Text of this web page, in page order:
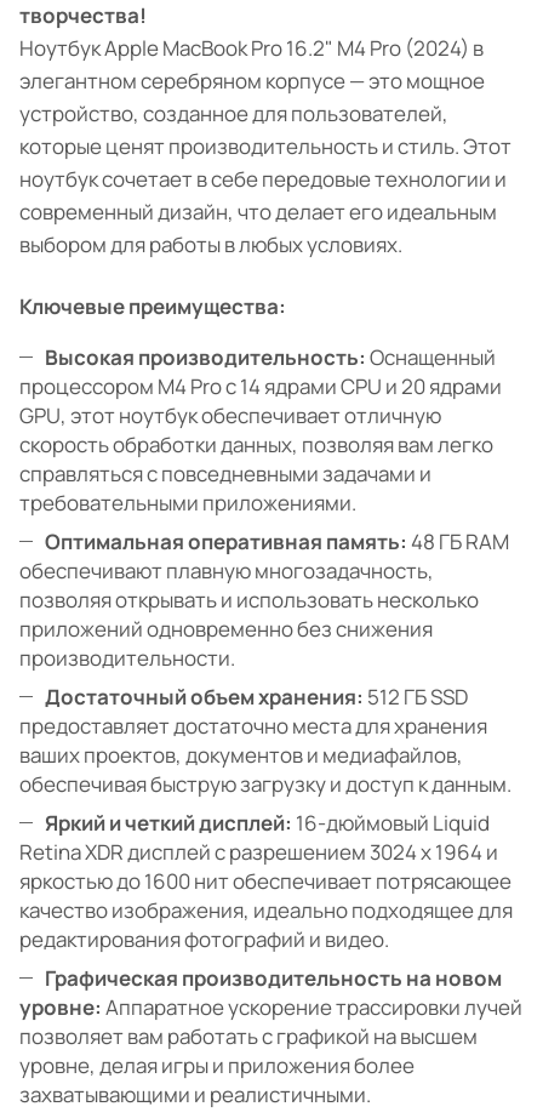
творчества!
Ноутбук Apple MacBook Pro 16.2" M4 Pro (2024) в
элегантном серебряном корпусе — это мощное
устройство, созданное для пользователей,
которые ценят производительность и стиль. Этот
ноутбук сочетает в себе передовые технологии и
современный дизайн, что делает его идеальным
выбором для работы в любых условиях.
Ключевые преимущества:
Высокая производительность: Оснащенный
процессором M4 Pro с 14 ядрами CPU и 20 ядрами
GPU, этот ноутбук обеспечивает отличную
скорость обработки данных, позволяя вам легко
справляться с повседневными задачами и
требовательными приложениями.
Оптимальная оперативная память: 48 ГБ RAM
обеспечивают плавную многозадачность,
позволяя открывать и использовать несколько
приложений одновременно без снижения
производительности.
Достаточный объем хранения: 512 ГБ SSD
предоставляет достаточно места для хранения
ваших проектов, документов и медиафайлов,
обеспечивая быструю загрузку и доступ к данным.
Яркий и четкий дисплей: 16-дюймовый Liquid
Retina XDR дисплей с разрешением 3024 x 1964 и
яркостью до 1600 нит обеспечивает потрясающее
качество изображения, идеально подходящее для
редактирования фотографий и видео.
Графическая производительность на новом
уровне: Аппаратное ускорение трассировки лучей
позволяет вам работать с графикой на высшем
уровне, делая игры и приложения более
захватывающими и реалистичными.